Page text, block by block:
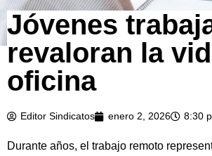
Jóvenes
revaloran la
oficina
Editor Sindicatos enero 2, 2026 8:30
Durante años, el trabajo remoto